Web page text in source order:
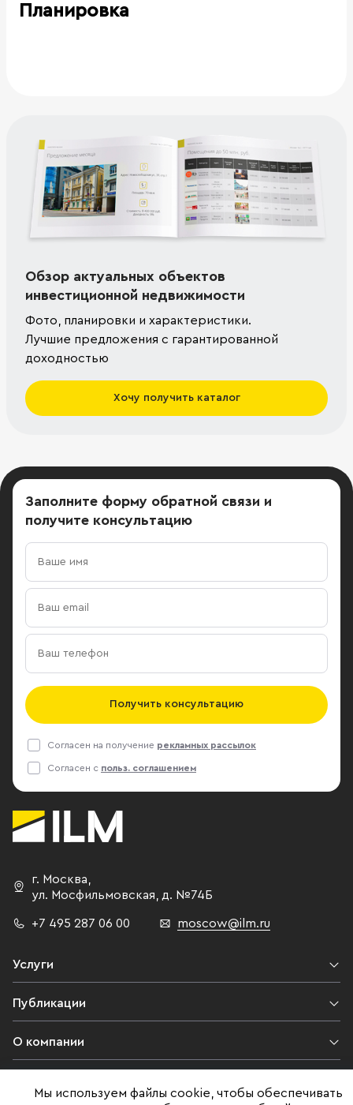
Планировка
Обзор актуальных объектов
инвестиционной недвижимости
Фото, планировки и характеристики.
Лучшие предложения с гарантированной
доходностью
Хочу получить каталог
Заполните форму обратной связи и
получите консультацию
Получить консультацию
Согласен на получение рекламных рассылок
Согласен с польз. соглашением
г. Москва
ул. Мосфильмовская,
д. №74Б
+7 495 287 06 00 moscow@ilm.ru
Услуги
Публикации
О компании
Мы используем файлы cookie, чтобы обеспечивать